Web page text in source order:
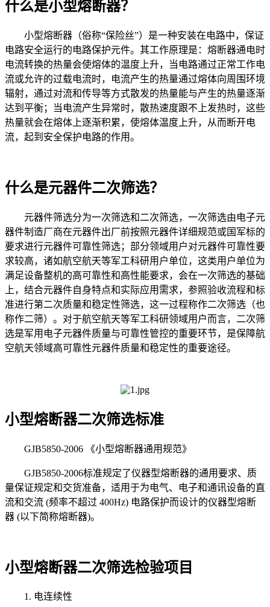
什么是小型熔断器？
小型熔断器（俗称“保险丝”）是一种安装在电路中，保证
电路安全运行的电路保护元件。其工作原理是：熔断器通电时
电流转换的热量会使熔体的温度上升，当电路通过正常工作电
流或允许的过载电流时，电流产生的热量通过熔体向周围环境
辐射，通过对流和传导等方式散发的热量能与产生的热量逐渐
达到平衡；当电流产生异常时，散热速度跟不上发热时，这些
热量就会在熔体上逐渐积累，使熔体温度上升，从而断开电
流，起到安全保护电路的作用。
什么是元器件二次筛选？
元器件筛选分为一次筛选和二次筛选，一次筛选由电子元
器件制造厂商在元器件出厂前按照元器件详细规范或国军标的
要求进行元器件可靠性筛选；部分领域用户对元器件可靠性要
求较高，诸如航空航天等军工科研用户单位，这类用户单位为
满足设备整机的高可靠性和高性能要求，会在一次筛选的基础
上，结合元器件自身特点和实际应用需求，参照验收流程和标
准进行第二次质量和稳定性筛选，这一过程称作二次筛选（也
称作二筛）。对于航空航天等军工科研领域用户而言，二次筛
选是军用电子元器件质量与可靠性管控的重要环节，是保障航
空航天领域高可靠性元器件质量和稳定性的重要途径。
小型熔断器二次筛选标准
GJB5850-2006 《小型熔断器通用规范》
GJB5850-2006标准规定了仪器型熔断器的通用要求、质
量保证规定和交货准备，适用于为电气、电子和通讯设备的直
流和交流 (频率不超过 400Hz) 电路保护而设计的仪器型熔断
器 (以下简称熔断器)。
小型熔断器二次筛选检验项目
1. 电连续性